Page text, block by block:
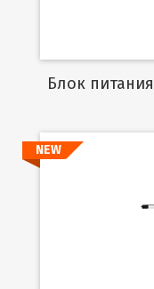
Блок питания BSPS 24V 4,16A=100W SLIM
NEW